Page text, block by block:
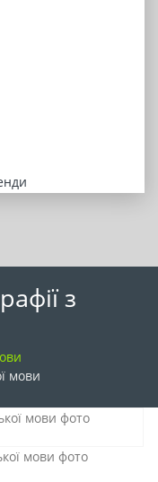
з
мови